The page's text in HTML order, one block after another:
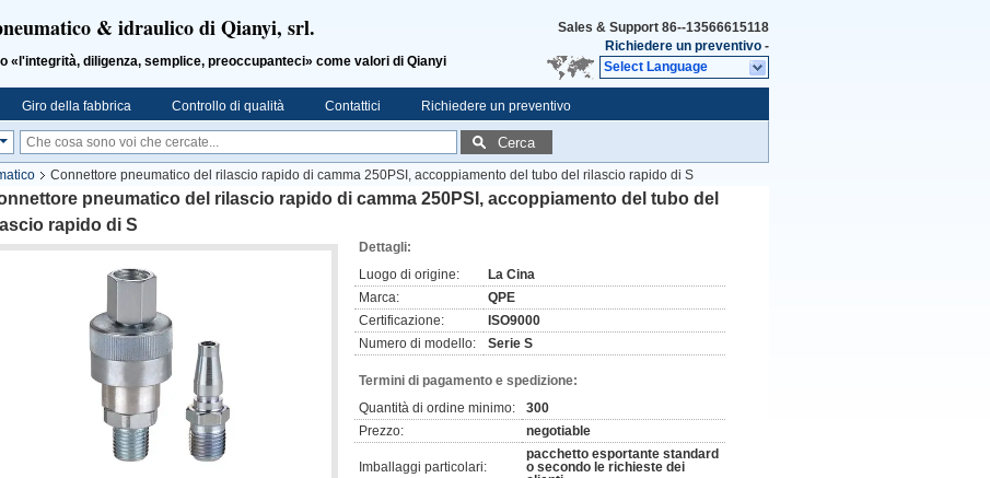
& idraulico di Qianyi, srl.
diligenza, semplice, preoccupanteci» come valori di Qianyi
Sales & Support 86--13566615118
Richiedere un preventivo -
Select Language
Giro della fabbrica Controllo di qualità Contattici Richiedere un preventivo
Cerca
Connettore pneumatico del rilascio rapido di camma 250PSI, accoppiamento del tubo del rilascio rapido di S
pneumatico del rilascio rapido di camma 250PSI, accoppiamento del tubo del
rapido di S
Dettagli:
Luogo di origine:
La Cina
Marca:
QPE
Certificazione:
ISO9000
Numero di modello:
Serie S
Termini di pagamento e spedizione:
Quantità di ordine minimo:
300
Prezzo:
negotiable
Imballaggi particolari:
pacchetto esportante standard
o secondo le richieste dei